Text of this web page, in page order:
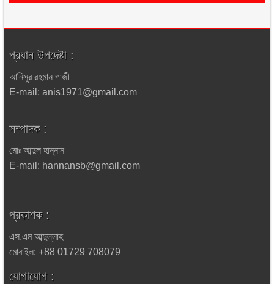
প্রধান উপদেষ্টা :
আনিসুর রহমান গাজী
E-mail: anis1971@gmail.com
সম্পাদক :
মোঃ আব্দুল হান্নান
E-mail: hannansb@gmail.com
প্রকাশক :
এস.এম আব্দুল্লাহ
মোবাইল: +88 01729 708079
যোগাযোগ :